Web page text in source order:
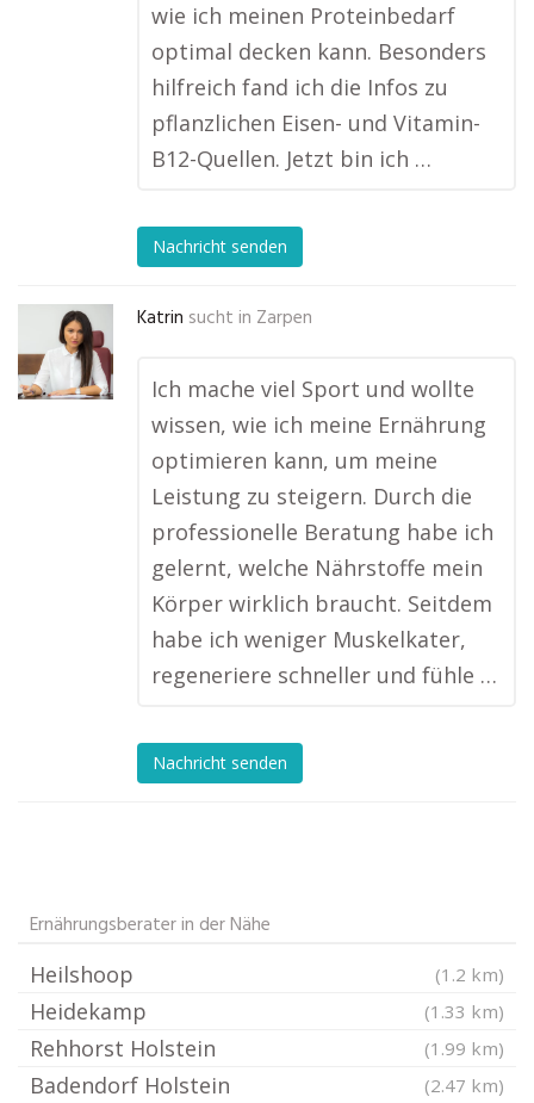
wie ich meinen Proteinbedarf
optimal decken kann. Besonders
hilfreich fand ich die Infos zu
pflanzlichen Eisen- und Vitamin-
B12-Quellen. Jetzt bin ich …
Nachricht senden
Katrin sucht in Zarpen
Ich mache viel Sport und wollte
wissen, wie ich meine Ernährung
optimieren kann, um meine
Leistung zu steigern. Durch die
professionelle Beratung habe ich
gelernt, welche Nährstoffe mein
Körper wirklich braucht. Seitdem
habe ich weniger Muskelkater,
regeneriere schneller und fühle …
Nachricht senden
Ernährungsberater in der Nähe
Heilshoop (1.2 km)
Heidekamp (1.33 km)
Rehhorst Holstein (1.99 km)
Badendorf Holstein (2.47 km)